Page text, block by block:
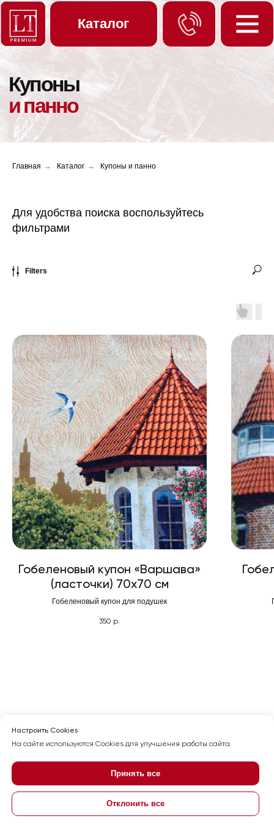
Каталог
Скачать каталог
Контакты
Публикации
Образцы
Купоны
и панно
Главная → Каталог → Купоны и панно
Для удобства поиска воспользуйтесь
фильтрами
Filters
Гобеленовый купон «Варшава»
(ласточки) 70x70 см
Гобеленовый купон для подушек
350 р.
Политика конфиденциальности
Настроить Cookies
На сайте используются Cookies для улучшения работы сайта.
Принять все
Отклонить все